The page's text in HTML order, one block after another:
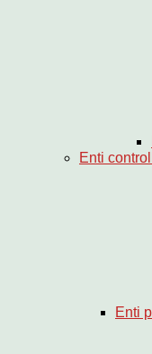
Enti
Enti